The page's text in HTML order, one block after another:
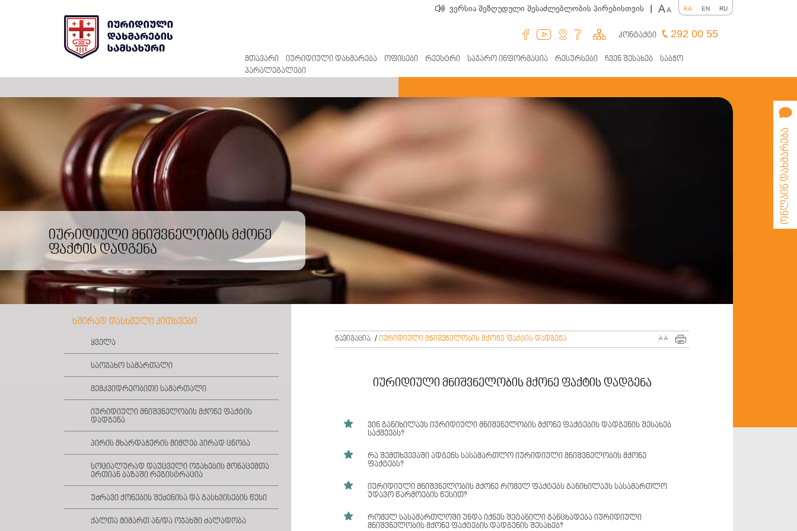
ვერსია შეზღუდული შესაძლებლობის პირებისთვის | AA KA EN RU
კონტაქტი 292 00 55
მთავარი იურიდიული დახმარება ოფისები რეესტრი საჯარო ინფორმაცია რესურსები ჩვენ შესახებ
საბჭო
პარალეგალები
იურიდიული მნიშვნელობის მქონე
ფაქტის დადგენა
ონლაინ დახმარება
ხშირად დასხმული კითხვები
ყველა
საოჯახო სამართალი
მემკვიდრეობითი სამართალი
იურიდიული მნიშვნელობის მქონე ფაქტის
დადგენა
პირის მხარდაჭერის მიმღებ პირად ცნობა
სოციალურად დაუცველი ოჯახების მონაცემთა
ერთიან ბაზაში რეგისტრაცია
უძრავი ქონების შეძენისა და გასხვისების წესი
ქალთა მიმართ ან/და ოჯახში ძალადობა
ნავიგაცია: / იურიდიული მნიშვნელობის მქონე ფაქტის დადგენა AA
იურიდიული მნიშვნელობის მქონე ფაქტის დადგენა
ვინ განიხილავს იურიდიული მნიშვნელობის მქონე ფაქტების დადგენის შესახებ
საქმეებს?

განიხილავს მოსამართლე ან სასამართლოს შესაბამისი მოხელე.
რა შემთხვევაში ადგენს სასამართლო იურიდიული მნიშვნელობის მქონე
ფაქტებს?

შემთხვევაში, თუ ამ ფაქტების დამადასტურებელი საბუთების სხვა წესით მიღება ან
იურიდიული მნიშვნელობის მქონე რომელ ფაქტებს განიხილავს სასამართლო
უდავო წარმოების წესით?

რომელ სასამართლოში უნდა იქნეს შეტანილი განცხადება იურიდიული
მნიშვნელობის მქონე ფაქტების დადგენის შესახებ?